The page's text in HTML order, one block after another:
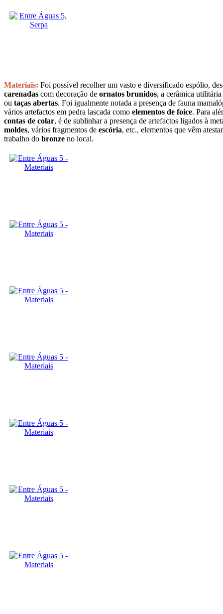
Materiais: Foi possível recolher um vasto e diversificado espólio,
carenadas com decoração de ornatos brunidos, a cerâmica
ou taças abertas. Foi igualmente notada a presença de fauna
vários artefactos em pedra lascada como elementos de foice. Para
contas de colar, é de sublinhar a presença de artefactos ligados à
moldes, vários fragmentos de escória, etc., elementos que vêm
trabalho do bronze no local.